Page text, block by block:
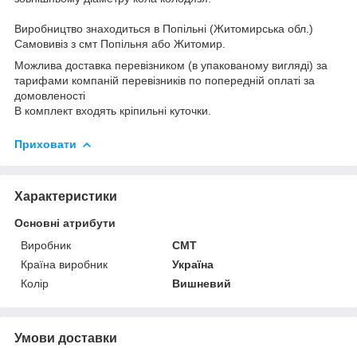
Виробництво знаходиться в Попільні (Житомирська обл.)
Самовивіз з смт Попільня або Житомир.
Можлива доставка перевізником (в упакованому вигляді) за
тарифами компаній перевізників по попередній оплаті за
домовленості
В комплект входять кріпильні куточки.
Приховати
Характеристики
Основні атрибути
Виробник
СМТ
Країна виробник
Україна
Колір
Вишневий
Умови доставки